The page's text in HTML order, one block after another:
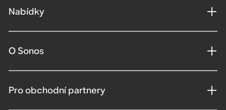
Nabídky
O Sonos
Pro obchodní partnery